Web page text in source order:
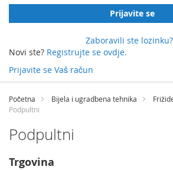
Prijavite se
Zaboravili ste lozinku?
Novi ste? Registrujte se ovdje.
Prijavite se Vaš račun
Preskočite
sadržaj
Početna Bijela i ugradbena tehnika
Podpultni
Podpultni
Trgovina